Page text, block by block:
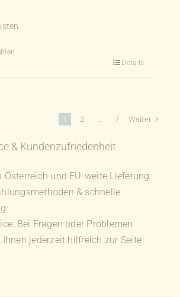
Details
1 2 7 Weiter
& Kundenzufriedenheit
Österreich und EU-weite Lieferung
& schnelle
Bei Fragen oder Problemen
Ihnen jederzeit hilfreich zur Seite